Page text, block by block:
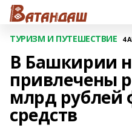
ТУРИЗМ И ПУТЕШЕСТВИЕ 4
В Башкирии
привлечены
млрд рублей
средств